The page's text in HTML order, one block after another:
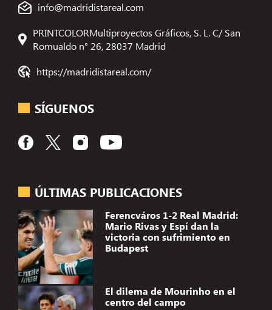
ÚLTIMAS PUBLICACIONES
Ferencváros 1-2 Real Madrid:
Mario Rivas y Espí dan la
victoria con sufrimiento en
Budapest
El dilema de Mourinho en el
centro del campo
info@madridistareal.com
PRINTCOLORMultiproyectos Gráficos, S. L. C/ San
Romualdo n° 26, 28037 Madrid
https://madridistareal.com/
SÍGUENOS